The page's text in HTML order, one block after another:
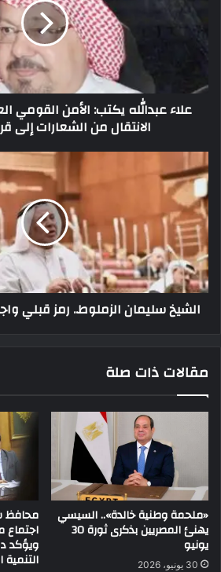
علاء عبدالله يكتب: الأمن القومي
الانتقال من الشعارات إلى
الشيخ سليمان الزملوط.. رمز قبلي
مقالات ذات صلة
«ملحمة وطنية خالدة».. السيسي
يهنئ المصريين بذكرى ثورة 30
يونيو
30 يونيو، 2026
محافظ
ويؤكد